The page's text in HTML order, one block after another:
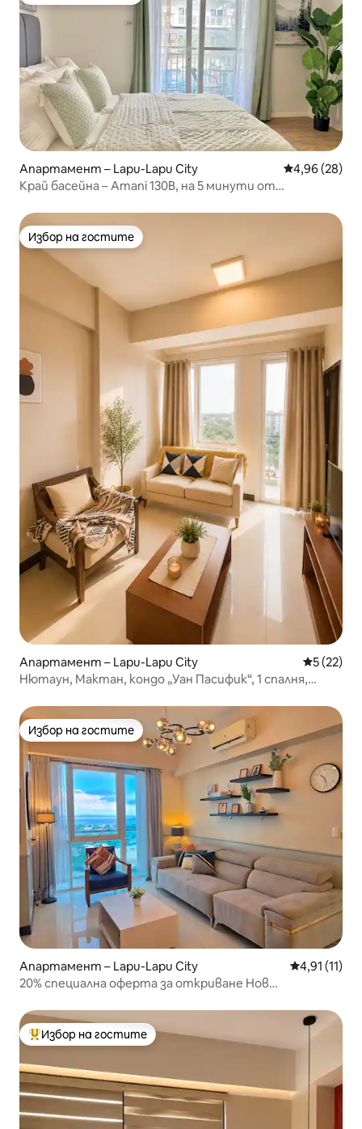
Апартамент – Lapu-Lapu City Средна
4,96 (28)
Край басейна – Amani 130B, на 5 минути от
Избор на гостите
Избор на гостите
Апартамент – Lapu-Lapu City Средна
5 (22)
Нютаун, Мактан, кондо „Уан Пасифик“, 1 спалня,
кухненски уреди, пералня
Избор на гостите
Избор на гостите
Апартамент – Lapu-Lapu City Средна
4,91 (11)
20% специална оферта за откриване Нов
бебешка кошара, 15 минути до летище Нютаун Бийч
(месечно настаняване)
Най-популярен избор на гостите
Избор на гостите